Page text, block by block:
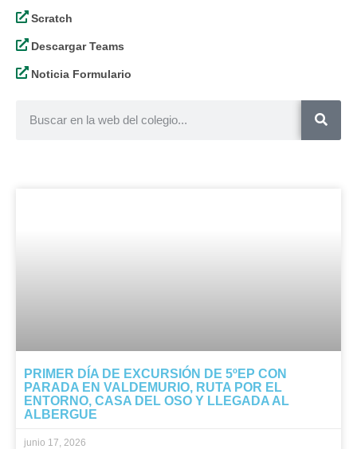
Scratch
Descargar Teams
Noticia Formulario
PRIMER DÍA DE EXCURSIÓN DE 5ºEP CON
PARADA EN VALDEMURIO, RUTA POR EL
ENTORNO, CASA DEL OSO Y LLEGADA AL
ALBERGUE
junio 17, 2026